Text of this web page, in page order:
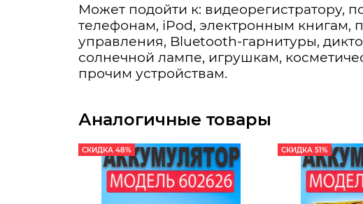
Может подойти к: видеорегистратору,
телефонам, iPod, электронным книгам,
управления, Bluetooth-гарнитуры,
солнечной лампе, игрушкам,
прочим устройствам.
Аналогичные товары
СКИДКА 48% СКИДКА 51%